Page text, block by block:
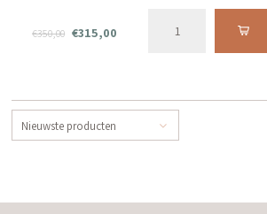
Vanwege het handgemaakte karakter van dit item,
kun je lichte variatie verwachten in het uiterlijk van
€350,00 €315,00
Nieuwste producten